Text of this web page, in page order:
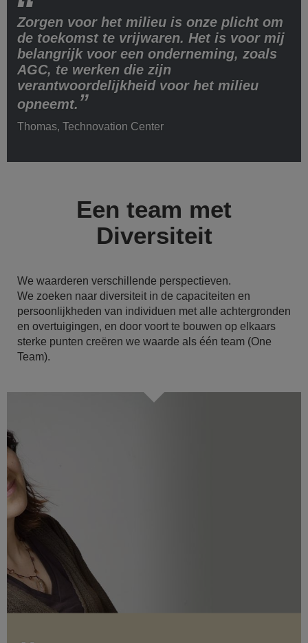
Zorgen voor het milieu is onze plicht om
de toekomst te vrijwaren. Het is voor mij
belangrijk voor een onderneming, zoals
AGC, te werken die zijn
verantwoordelijkheid voor het milieu
opneemt.
Thomas, Technovation Center
Een team met
Diversiteit
We waarderen verschillende perspectieven.
We zoeken naar diversiteit in de capaciteiten en
persoonlijkheden van individuen met alle achtergronden
en overtuigingen, en door voort te bouwen op elkaars
sterke punten creëren we waarde als één team (One
Team).